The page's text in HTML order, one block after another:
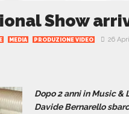
Show
MEDIA PRODUZIONE VIDEO 26
Dopo 2 anni in Music &
Davide Bernarello